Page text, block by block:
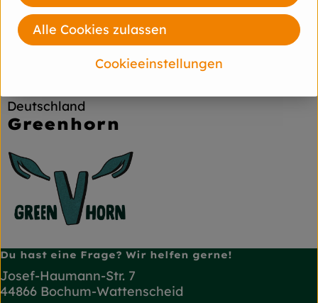
Herkunft
Hersteller: Gauchel
Deutschland
Greenhorn
Du hast eine Frage? Wir helfen gerne!
Josef-Haumann-Str. 7
44866 Bochum-Wattenscheid
Cookieeinstellungen
Alle Cookies zulassen